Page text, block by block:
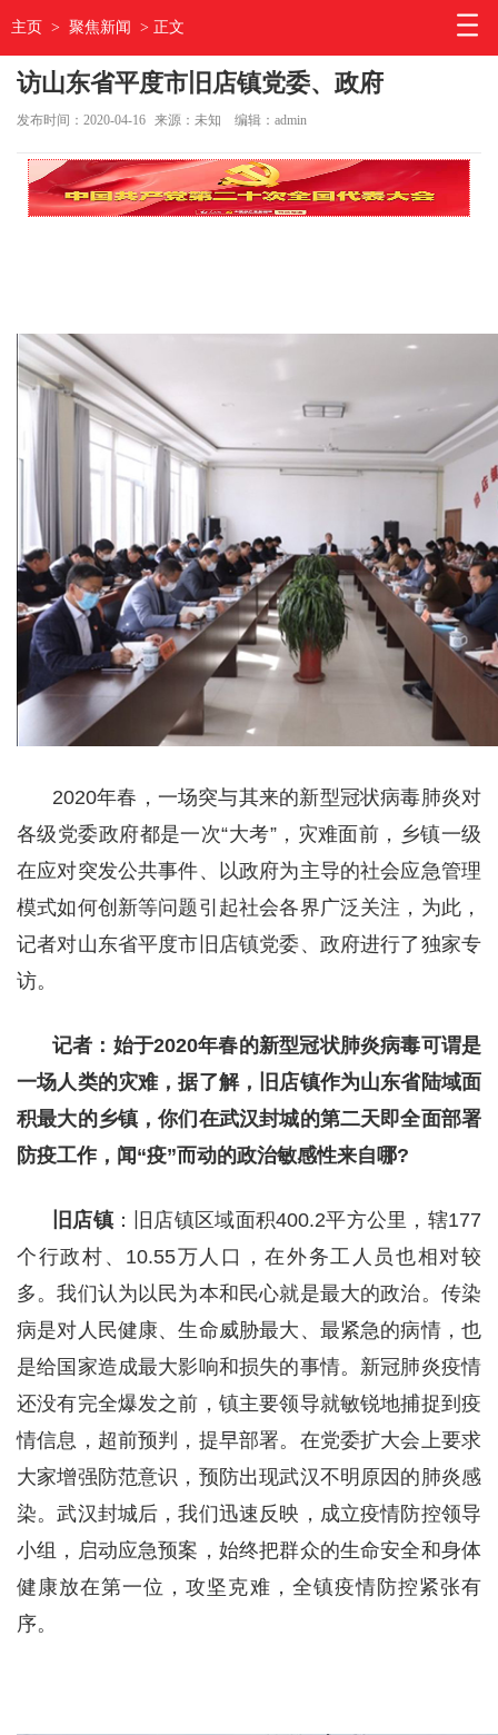
主页 > 聚焦新闻 > 正文
访山东省平度市旧店镇党委、政府
发布时间：2020-04-16 来源：未知 编辑：admin
2020年春，一场突与其来的新型冠状病毒肺炎对
各级党委政府都是一次“大考”，灾难面前，乡镇一级
在应对突发公共事件、以政府为主导的社会应急管理
模式如何创新等问题引起社会各界广泛关注，为此，
记者对山东省平度市旧店镇党委、政府进行了独家专
访。
记者：始于2020年春的新型冠状肺炎病毒可谓是
一场人类的灾难，据了解，旧店镇作为山东省陆域面
积最大的乡镇，你们在武汉封城的第二天即全面部署
防疫工作，闻“疫”而动的政治敏感性来自哪?
旧店镇：旧店镇区域面积400.2平方公里，辖177
个行政村、10.55万人口，在外务工人员也相对较
多。我们认为以民为本和民心就是最大的政治。传染
病是对人民健康、生命威胁最大、最紧急的病情，也
是给国家造成最大影响和损失的事情。新冠肺炎疫情
还没有完全爆发之前，镇主要领导就敏锐地捕捉到疫
情信息，超前预判，提早部署。在党委扩大会上要求
大家增强防范意识，预防出现武汉不明原因的肺炎感
染。武汉封城后，我们迅速反映，成立疫情防控领导
小组，启动应急预案，始终把群众的生命安全和身体
健康放在第一位，攻坚克难，全镇疫情防控紧张有
序。